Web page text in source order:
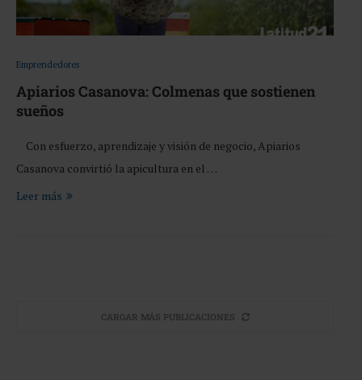
Emprendedores
Apiarios Casanova: Colmenas que sostienen
sueños
Con esfuerzo, aprendizaje y visión de negocio, Apiarios
Casanova convirtió la apicultura en el …
Leer más
CARGAR MÁS PUBLICACIONES